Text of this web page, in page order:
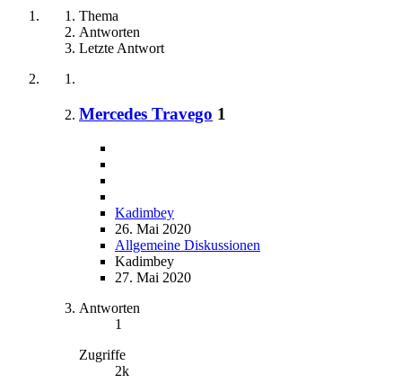
Thema
Antworten
Letzte Antwort
Mercedes Travego 1
Kadimbey
26. Mai 2020
Allgemeine Diskussionen
Kadimbey
27. Mai 2020
Antworten
1
Zugriffe
2k